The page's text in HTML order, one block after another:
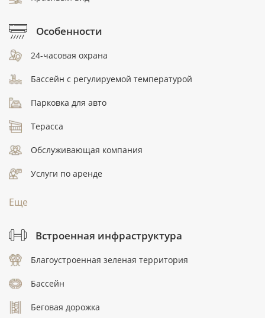
Особенности
24-часовая охрана
Бассейн с регулируемой температурой
Парковка для авто
Терасса
Обслуживающая компания
Услуги по аренде
Еще
Встроенная инфраструктура
Благоустроенная зеленая территория
Бассейн
Беговая дорожка